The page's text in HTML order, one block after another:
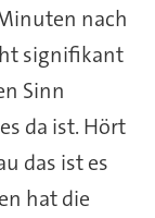
nach
signifikant
Sinn
da ist. Hört
das ist es
hat die